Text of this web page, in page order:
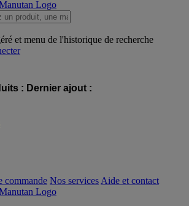
et menu de l'historique de recherche
: Dernier ajout :
commande Nos services